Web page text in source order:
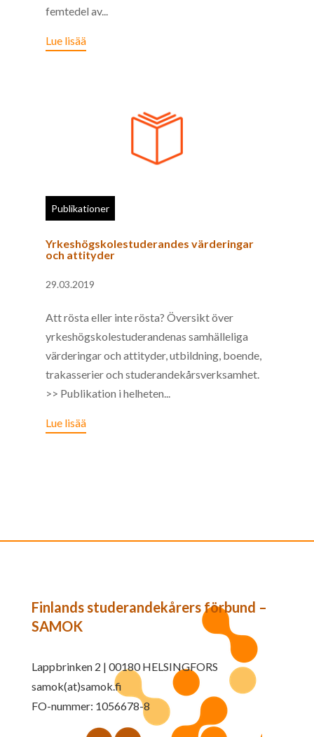
femtedel av...
Lue lisää
Publikationer
Yrkeshögskolestuderandes värderingar
och attityder
29.03.2019
Att rösta eller inte rösta? Översikt över
yrkeshögskolestuderandenas samhälleliga
värderingar och attityder, utbildning, boende,
trakasserier och studerandekårsverksamhet.
>> Publikation i helheten...
Lue lisää
Finlands studerandekårers förbund –
SAMOK
Lappbrinken 2 | 00180 HELSINGFORS
samok(at)samok.fi
FO-nummer: 1056678-8